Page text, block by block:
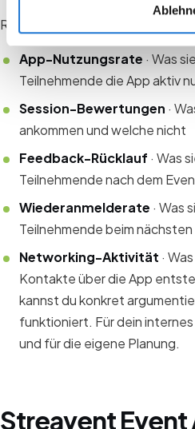
Relevante Kennzahlen:
App-Nutzungsrate · Was
Teilnehmende die App aktiv
Session-Bewertungen ·
ankommen und welche nicht
Feedback-Rücklauf · Was
Teilnehmende nach dem
Wiederanmelderate · Was
Teilnehmende beim
Networking-Aktivität ·
Kontakte über die App
kannst du konkret
funktioniert. Für dein
und für die eigene Planung.
Streavent Event